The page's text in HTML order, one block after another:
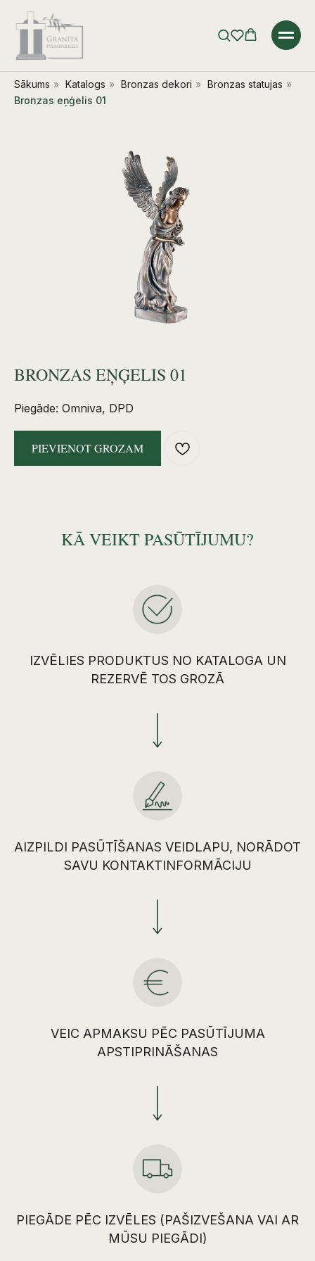
Sākums » Katalogs » Bronzas dekori » Bronzas statujas »
Bronzas eņģelis 01
BRONZAS EŅĢELIS 01
Piegāde: Omniva, DPD
PIEVIENOT GROZAM
KĀ VEIKT PASŪTĪJUMU?
IZVĒLIES PRODUKTUS NO KATALOGA UN
REZERVĒ TOS GROZĀ
AIZPILDI PASŪTĪŠANAS VEIDLAPU, NORĀDOT
SAVU KONTAKTINFORMĀCIJU
VEIC APMAKSU PĒC PASŪTĪJUMA
APSTIPRINĀŠANAS
PIEGĀDE PĒC IZVĒLES (PAŠIZVEŠANA VAI AR
MŪSU PIEGĀDI)